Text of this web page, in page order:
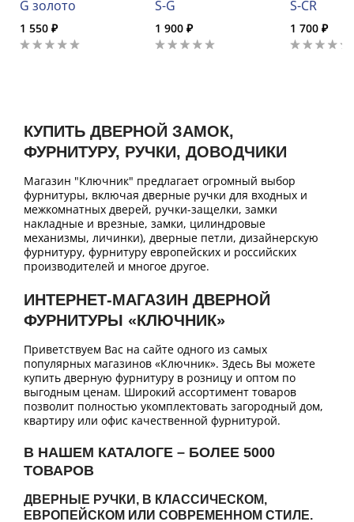
G золото
1 550 ₽
S-G
1 900 ₽
S-CR
1 700 ₽
КУПИТЬ ДВЕРНОЙ ЗАМОК,
ФУРНИТУРУ, РУЧКИ, ДОВОДЧИКИ
Магазин "Ключник" предлагает огромный выбор
фурнитуры, включая дверные ручки для входных и
межкомнатных дверей, ручки-защелки, замки
накладные и врезные, замки, цилиндровые
механизмы, личинки), дверные петли, дизайнерскую
фурнитуру, фурнитуру европейских и российских
производителей и многое другое.
ИНТЕРНЕТ-МАГАЗИН ДВЕРНОЙ
ФУРНИТУРЫ «КЛЮЧНИК»
Приветствуем Вас на сайте одного из самых
популярных магазинов «Ключник». Здесь Вы можете
купить дверную фурнитуру в розницу и оптом по
выгодным ценам. Широкий ассортимент товаров
позволит полностью укомплектовать загородный дом,
квартиру или офис качественной фурнитурой.
В НАШЕМ КАТАЛОГЕ – БОЛЕЕ 5000
ТОВАРОВ
ДВЕРНЫЕ РУЧКИ, В КЛАССИЧЕСКОМ,
ЕВРОПЕЙСКОМ ИЛИ СОВРЕМЕННОМ СТИЛЕ.